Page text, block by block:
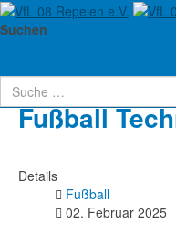
Suchen
Aktuelle Seite:
Fußball
Details
Fußball
02. Februar 2025